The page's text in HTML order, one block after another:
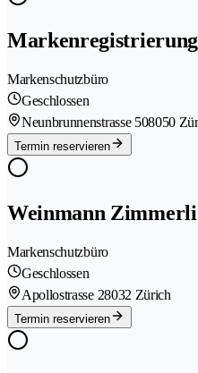
Markenschutzbüro
Geschlossen
Neunbrunnenstrasse 508050
Termin reservieren
Weinmann
Markenschutzbüro
Geschlossen
Apollostrasse 28032 Zürich
Termin reservieren